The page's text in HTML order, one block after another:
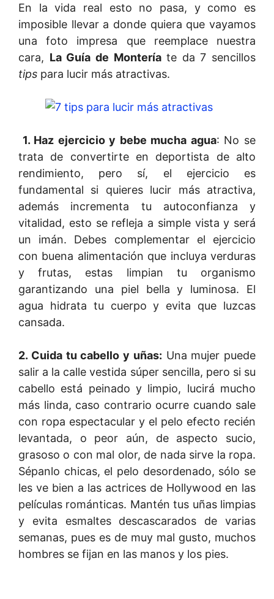
En la vida real esto no pasa, y como es
imposible llevar a donde quiera que vayamos
una foto impresa que reemplace nuestra
cara, La Guía de Monteríate da 7 sencillos
tips para lucir más atractivas.
1. Haz ejercicio y bebe mucha agua: No se
trata de convertirte en deportista de alto
rendimiento, pero sí, el ejercicio es
fundamental si quieres lucir más atractiva,
además incrementa tu autoconfianza y
vitalidad, esto se refleja a simple vista y será
un imán. Debes complementar el ejercicio
con buena alimentación que incluya verduras
y frutas, estas limpian tu organismo
garantizando una piel bella y luminosa. El
agua hidrata tu cuerpo y evita que luzcas
cansada.
2. Cuida tu cabello y uñas: Una mujer puede
salir a la calle vestida súper sencilla, pero si su
cabello está peinado y limpio, lucirá mucho
más linda, caso contrario ocurre cuando sale
con ropa espectacular y el pelo efecto recién
levantada, o peor aún, de aspecto sucio,
grasoso o con mal olor, de nada sirve la ropa.
Sépanlo chicas, el pelo desordenado, sólo se
les ve bien a las actrices de Hollywood en las
películas románticas. Mantén tus uñas limpias
y evita esmaltes descascarados de varias
semanas, pues es de muy mal gusto, muchos
hombres se fijan en las manos y los pies.